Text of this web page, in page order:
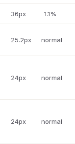
36px -1.1%
25.2px normal
24px normal
24px normal